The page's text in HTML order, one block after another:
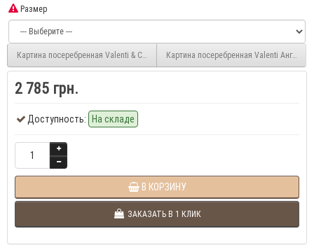
Размер
Картина посеребренная Valentі & Co Святое Семейство (9 x 11 см) 81050.1LCOL
Картина посеребренная Valentі Ангел
2 785 грн.
Доступность: На складе
В КОРЗИНУ
ЗАКАЗАТЬ В 1 КЛИК